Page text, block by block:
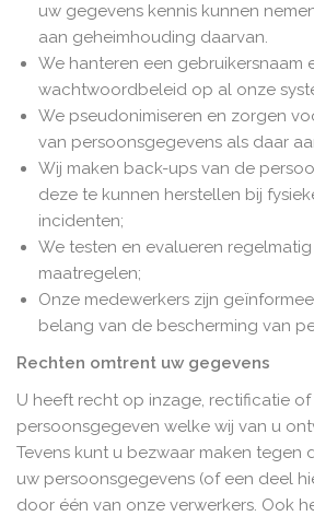
uw gegevens kennis kunnen
aan geheimhouding daarvan.
We hanteren een gebruikersnaam
wachtwoordbeleid op al onze
We pseudonimiseren en zorgen
van persoonsgegevens als daar
Wij maken back-ups van de
deze te kunnen herstellen bij
incidenten;
We testen en evalueren
maatregelen;
Onze medewerkers zijn
belang van de bescherming van
Rechten omtrent uw gegevens
U heeft recht op inzage, rectificatie
persoonsgegeven welke wij van u
Tevens kunt u bezwaar maken tegen
uw persoonsgegevens (of een deel
door één van onze verwerkers. Ook